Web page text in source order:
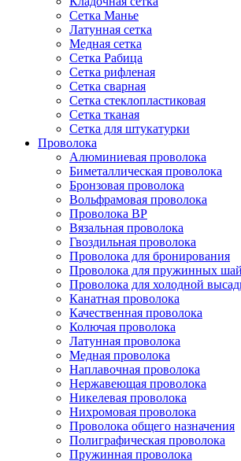
Сетка Манье
Латунная сетка
Медная сетка
Сетка Рабица
Сетка рифленая
Сетка сварная
Сетка стеклопластиковая
Сетка тканая
Сетка для штукатурки
Проволока
Алюминиевая проволока
Биметаллическая проволока
Бронзовая проволока
Вольфрамовая проволока
Проволока ВР
Вязальная проволока
Гвоздильная проволока
Проволока для бронирования
Проволока для пружинных
Проволока для холодной
Канатная проволока
Качественная проволока
Колючая проволока
Латунная проволока
Медная проволока
Наплавочная проволока
Нержавеющая проволока
Никелевая проволока
Нихромовая проволока
Проволока общего назначения
Полиграфическая проволока
Пружинная проволока